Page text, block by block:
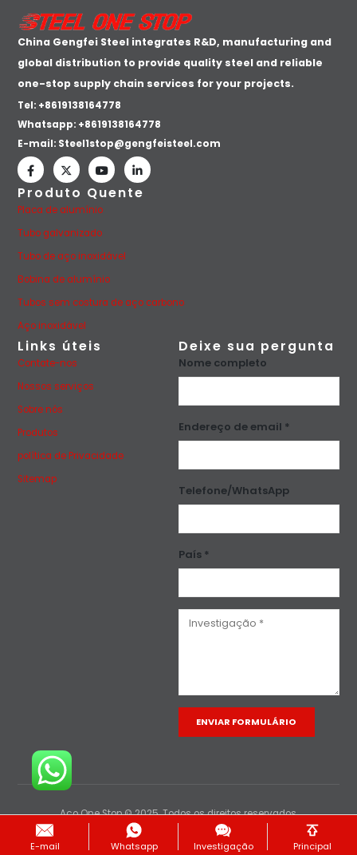
E-mail Whatsapp Investigação Principal
China Gengfei Steel integrates R&D, manufacturing and
global distribution to provide quality steel and reliable
one-stop supply chain services for your projects.
Tel: +8619138164778
Whatsapp: +8619138164778
E-mail: Steel1stop@gengfeisteel.com
Produto Quente
Placa de alumínio
Tubo galvanizado
Tubo de aço inoxidável
Bobina de alumínio
Tubos sem costura de aço carbono
Aço inoxidável
Links úteis
Contate-nos
Nossos serviços
Sobre nós
Produtos
política de Privacidade
Sitemap
Deixe sua pergunta
Nome completo
Endereço de email *
Telefone/WhatsApp
País *
Aço One Stop © 2025. Todos os direitos reservados.